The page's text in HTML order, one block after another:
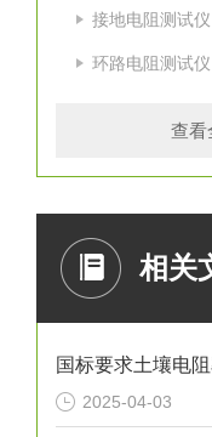
接地电阻测试仪
环路电阻测试仪
查看
相关
国标要求土壤电
2025-04-03